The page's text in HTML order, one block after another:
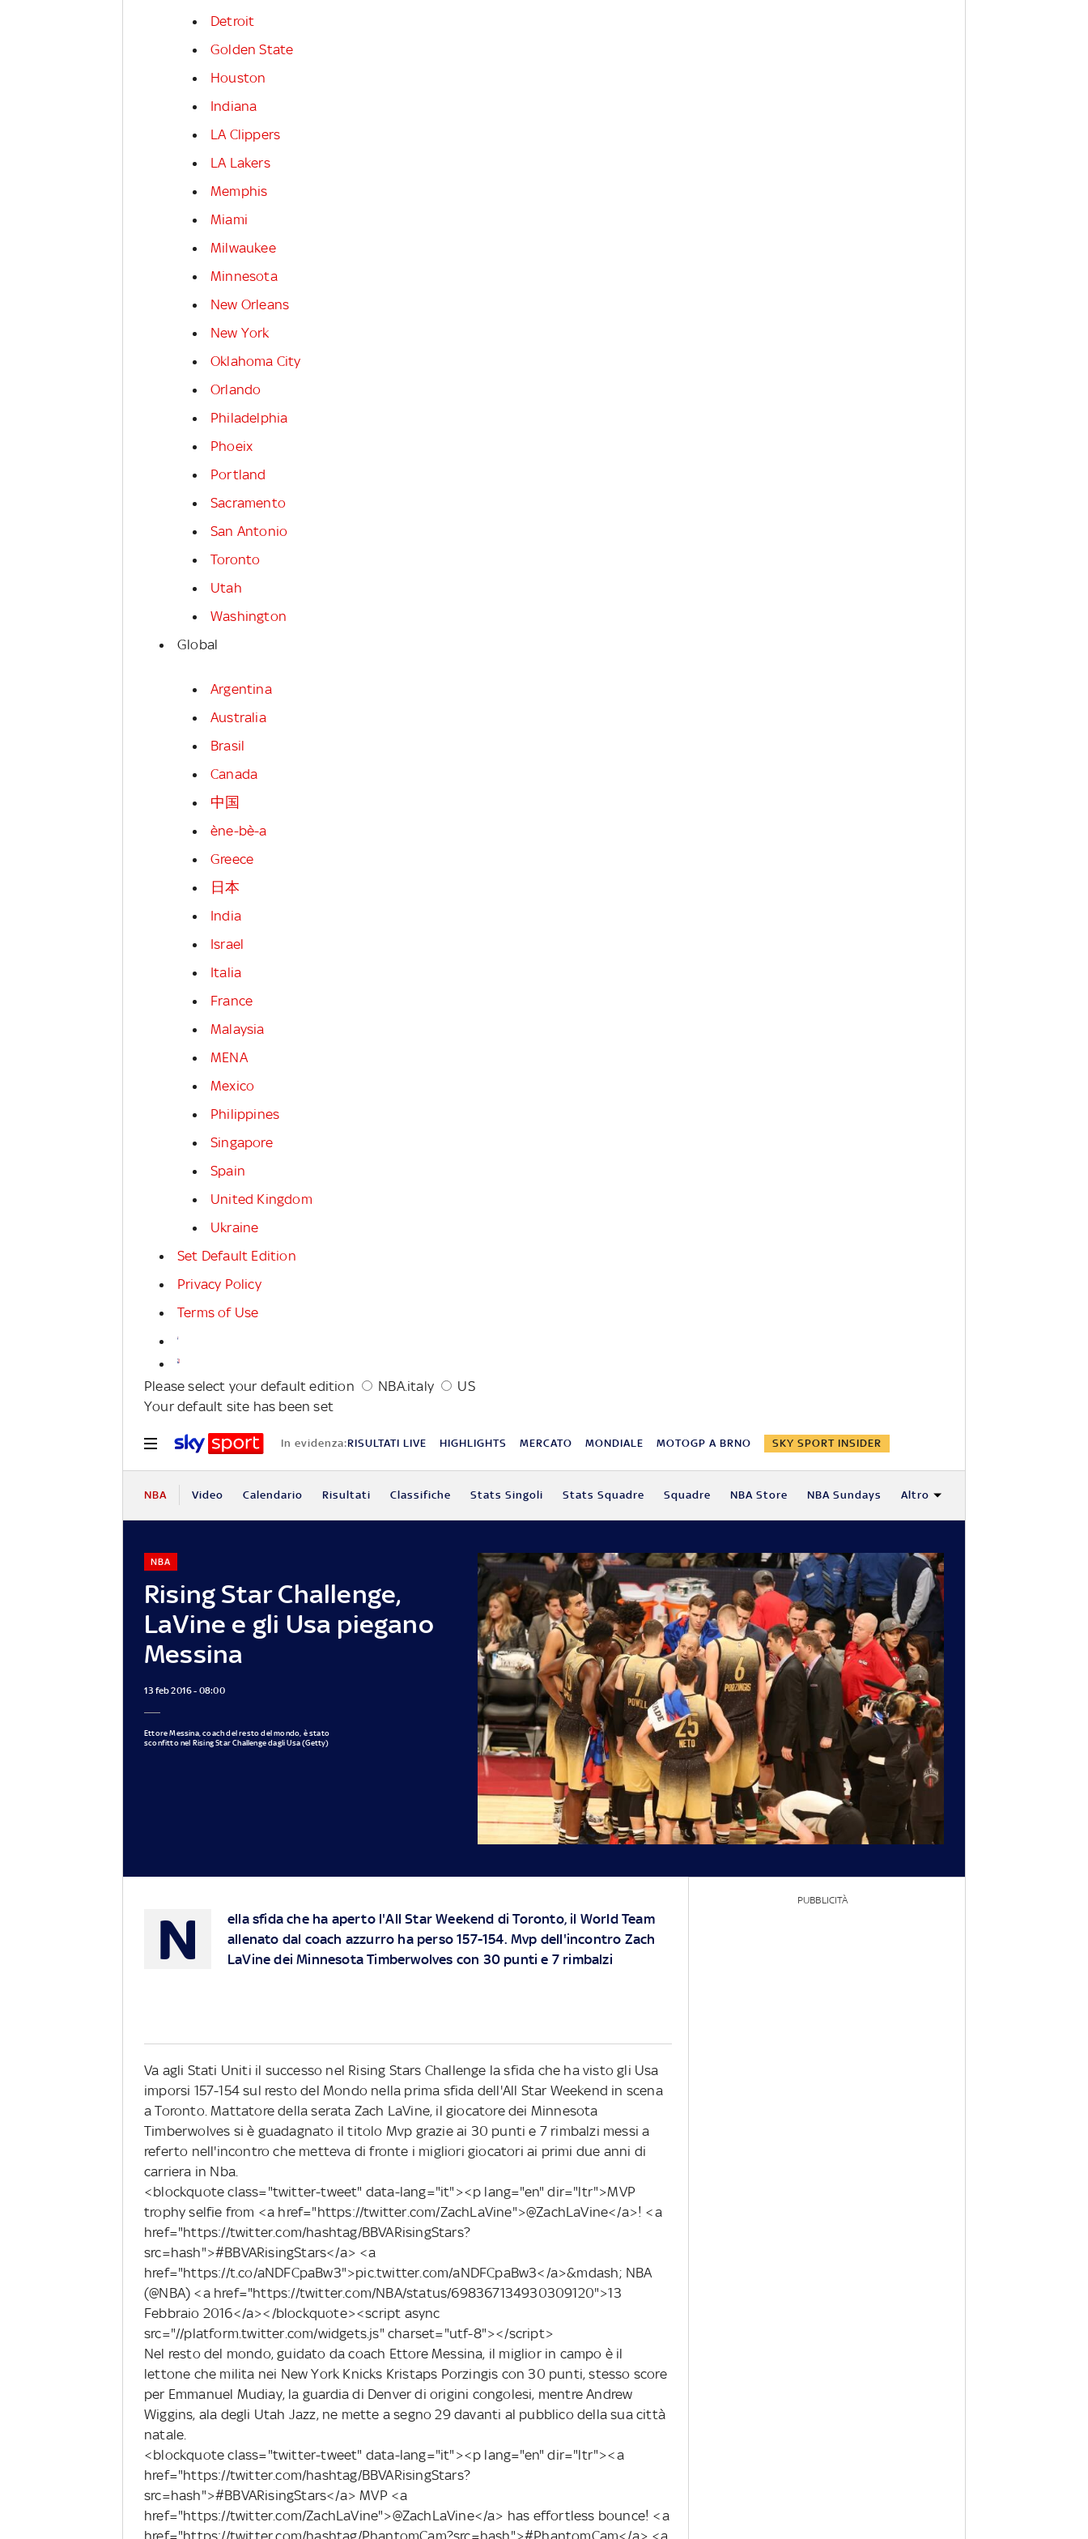
Detroit
Golden State
Houston
Indiana
LA Clippers
LA Lakers
Memphis
Miami
Milwaukee
Minnesota
New Orleans
New York
Oklahoma City
Orlando
Philadelphia
Phoeix
Portland
Sacramento
San Antonio
Toronto
Utah
Washington
Global
Argentina
Australia
Brasil
Canada
中国
ène-bè-a
Greece
日本
India
Israel
Italia
France
Malaysia
MENA
Mexico
Philippines
Singapore
Spain
United Kingdom
Ukraine
Set Default Edition
Privacy Policy
Terms of Use
Please select your default edition NBA.italy
US
Your default site has been set
In evidenza:RISULTATI LIVE HIGHLIGHTS MERCATO MONDIALE MOTOGP A BRNO SKY SPORT INSIDER
NBA Video Calendario Risultati Classifiche Stats Singoli Stats Squadre Squadre NBA Store NBA Sundays Altro
Rising Star Challenge,
LaVine e gli Usa piegano
Messina
NBA
13 feb 2016 - 08:00
Ettore Messina, coach del resto del mondo, è stato
sconfitto nel Rising Star Challenge dagli Usa (Getty)
N
ella sfida che ha aperto l'All Star Weekend di Toronto, il World Team
allenato dal coach azzurro ha perso 157-154. Mvp dell'incontro Zach
LaVine dei Minnesota Timberwolves con 30 punti e 7 rimbalzi
Va agli Stati Uniti il successo nel Rising Stars Challenge la sfida che ha visto gli Usa
imporsi 157-154 sul resto del Mondo nella prima sfida dell'All Star Weekend in scena
a Toronto. Mattatore della serata Zach LaVine, il giocatore dei Minnesota
Timberwolves si è guadagnato il titolo Mvp grazie ai 30 punti e 7 rimbalzi messi a
referto nell'incontro che metteva di fronte i migliori giocatori ai primi due anni di
carriera in Nba.
<blockquote class="twitter-tweet" data-lang="it"><p lang="en" dir="ltr">MVP
trophy selfie from <a href="https://twitter.com/ZachLaVine">@ZachLaVine</a>! <a
href="https://twitter.com/hashtag/BBVARisingStars?
src=hash">#BBVARisingStars</a> <a
href="https://t.co/aNDFCpaBw3">pic.twitter.com/aNDFCpaBw3</a>&mdash; NBA
(@NBA) <a href="https://twitter.com/NBA/status/698367134930309120">13
Febbraio 2016</a></blockquote><script async
src="//platform.twitter.com/widgets.js" charset="utf-8"></script>
Nel resto del mondo, guidato da coach Ettore Messina, il miglior in campo è il
lettone che milita nei New York Knicks Kristaps Porzingis con 30 punti, stesso score
per Emmanuel Mudiay, la guardia di Denver di origini congolesi, mentre Andrew
Wiggins, ala degli Utah Jazz, ne mette a segno 29 davanti al pubblico della sua città
natale.
<blockquote class="twitter-tweet" data-lang="it"><p lang="en" dir="ltr"><a
href="https://twitter.com/hashtag/BBVARisingStars?
src=hash">#BBVARisingStars</a> MVP <a
href="https://twitter.com/ZachLaVine">@ZachLaVine</a> has effortless bounce! <a
href="https://twitter.com/hashtag/PhantomCam?src=hash">#PhantomCam</a> <a
PUBBLICITÀ